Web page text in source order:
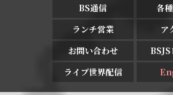
BS通信
各
ランチ営業
ア
お問い合わせ
ライブ世界配信